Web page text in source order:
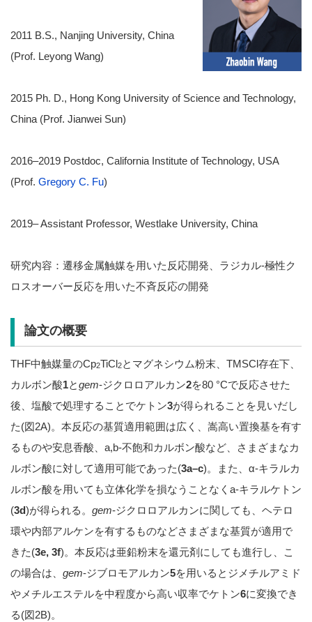
2011 B.S., Nanjing University, China
(Prof. Leyong Wang)
2015 Ph. D., Hong Kong University of Science and Technology,
China (Prof. Jianwei Sun)
2016–2019 Postdoc, California Institute of Technology, USA
(Prof. Gregory C. Fu)
2019– Assistant Professor, Westlake University, China
研究内容：遷移金属触媒を用いた反応開発、ラジカル-極性ク
ロスオーバー反応を用いた不斉反応の開発
論文の概要
THF中触媒量のCp2TiCl2とマグネシウム粉末、TMSCl存在下、
カルボン酸1とgem-ジクロロアルカン2を80 °Cで反応させた
後、塩酸で処理することでケトン3が得られることを見いだし
た(図2A)。本反応の基質適用範囲は広く、嵩高い置換基を有す
るものや安息香酸、a,b-不飽和カルボン酸など、さまざまなカ
ルボン酸に対して適用可能であった(3a–c)。また、α-キラルカ
ルボン酸を用いても立体化学を損なうことなくa-キラルケトン
(3d)が得られる。 gem-ジクロロアルカンに関しても、ヘテロ
環や内部アルケンを有するものなどさまざまな基質が適用で
きた(3e, 3f)。本反応は亜鉛粉末を還元剤にしても進行し、こ
の場合は、 gem-ジブロモアルカン5を用いるとジメチルアミド
やメチルエステルを中程度から高い収率でケトン6に変換でき
る(図2B)。